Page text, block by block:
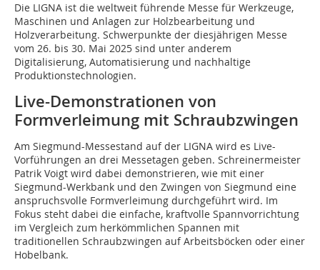
Die LIGNA ist die weltweit führende Messe für Werkzeuge,
Maschinen und Anlagen zur Holzbearbeitung und
Holzverarbeitung. Schwerpunkte der diesjährigen Messe
vom 26. bis 30. Mai 2025 sind unter anderem
Digitalisierung, Automatisierung und nachhaltige
Produktionstechnologien.
Live-Demonstrationen von
Formverleimung mit Schraubzwingen
Am Siegmund-Messestand auf der LIGNA wird es Live-
Vorführungen an drei Messetagen geben. Schreinermeister
Patrik Voigt wird dabei demonstrieren, wie mit einer
Siegmund-Werkbank und den Zwingen von Siegmund eine
anspruchsvolle Formverleimung durchgeführt wird. Im
Fokus steht dabei die einfache, kraftvolle Spannvorrichtung
im Vergleich zum herkömmlichen Spannen mit
traditionellen Schraubzwingen auf Arbeitsböcken oder einer
Hobelbank.